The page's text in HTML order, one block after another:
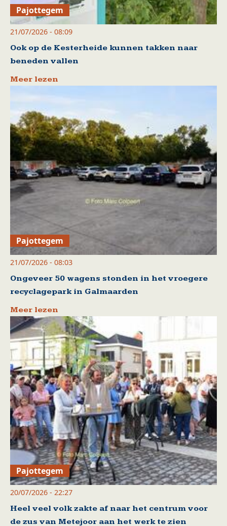
Pajottegem
21/07/2026 - 08:09
Ook op de Kesterheide kunnen takken naar
beneden vallen
Meer lezen
Pajottegem
21/07/2026 - 08:03
Ongeveer 50 wagens stonden in het vroegere
recyclagepark in Galmaarden
Meer lezen
Pajottegem
20/07/2026 - 22:27
Heel veel volk zakte af naar het centrum voor
de zus van Metejoor aan het werk te zien